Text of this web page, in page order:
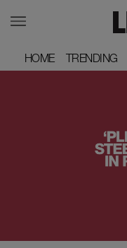
HOME
HOME TRENDING
TRENDING